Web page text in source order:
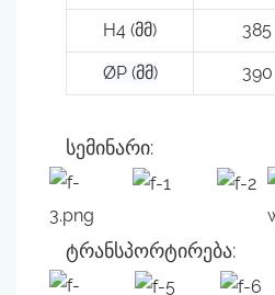
H4 (მმ) 385
ØP (მმ) 390
სემინარი:
ტრანსპორტირება: